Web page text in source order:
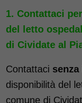
Contattaci
del letto
di Cividate al
Contattaci
disponibilità del
comune di